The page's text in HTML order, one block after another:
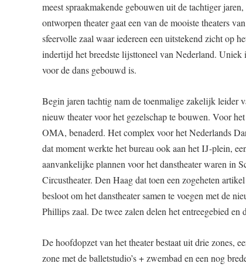
meest spraakmakende gebouwen uit de tachtiger
ontworpen theater gaat een van de mooiste theaters
sfeervolle zaal waar iedereen een uitstekend zicht op
indertijd het breedste lijsttoneel van Nederland. Uniek
voor de dans gebouwd is.
Begin jaren tachtig nam de toenmalige zakelijk leider
nieuw theater voor het gezelschap te bouwen. Voor
OMA, benaderd. Het complex voor het Nederlands
dat moment werkte het bureau ook aan het IJ-plein,
aanvankelijke plannen voor het danstheater waren in
Circustheater. Den Haag dat toen een zogeheten
besloot om het danstheater samen te voegen met de
Phillips zaal. De twee zalen delen het entreegebied en
De hoofdopzet van het theater bestaat uit drie zones,
zone met de balletstudio’s + zwembad en een nog